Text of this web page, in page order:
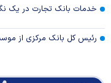
خدمات بانک تجارت در یک
رئیس کل بانک مرکزی از